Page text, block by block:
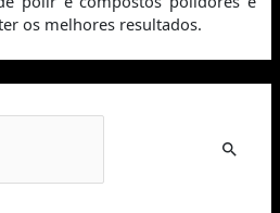
os melhores resultados.